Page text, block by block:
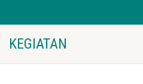
KEGIATAN